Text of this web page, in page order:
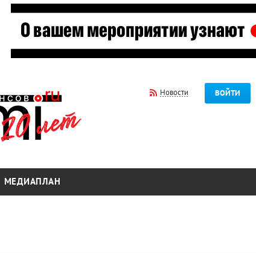
Новости ВОЙТИ
МЕДИАПЛАН